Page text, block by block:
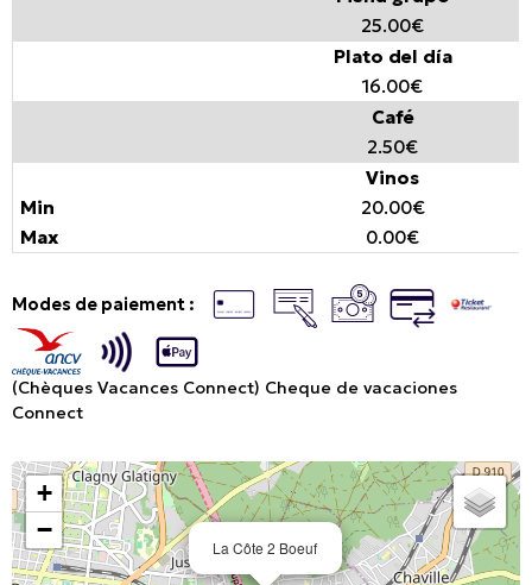
25.00€
Plato del día
16.00€
Café
2.50€
Vinos
20.00€
0.00€
Modes de paiement :
(Chèques Vacances Connect) Cheque de vacaciones
Connect
La Côte 2 Boeuf
+
−